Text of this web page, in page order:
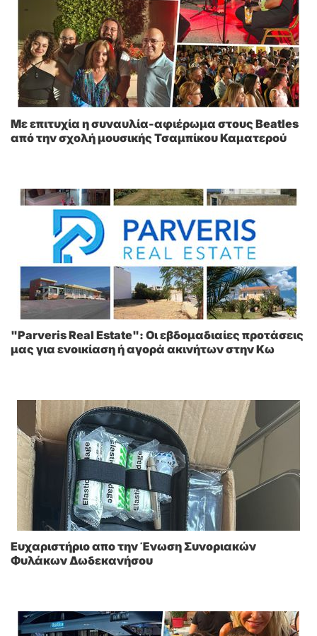
Με επιτυχία η συναυλία-αφιέρωμα στους Beatles
από την σχολή μουσικής Τσαμπίκου Καματερού
"Parveris Real Estate": Οι εβδομαδιαίες προτάσεις
μας για ενοικίαση ή αγορά ακινήτων στην Κω
Ευχαριστήριο απο την Ένωση Συνοριακών
Φυλάκων Δωδεκανήσου